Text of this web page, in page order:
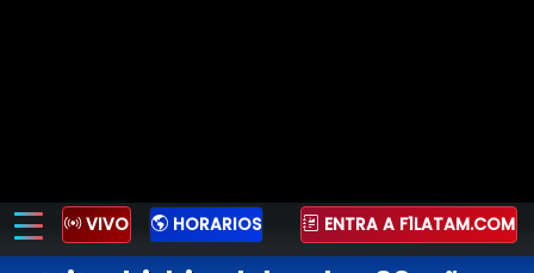
VIVO HORARIOS ENTRA A F1LATAM.COM